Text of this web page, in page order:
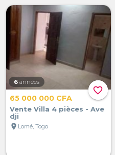
favorite_border
6 années
65 000 000 CFA
Vente Villa 4 pièces - Ave
dji
location_on Lomé, Togo